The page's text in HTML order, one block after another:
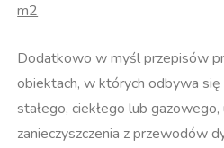
m2
Dodatkowo w myśl przepisów
obiektach, w których odbywa
stałego, ciekłego lub
zanieczyszczenia z przewodów